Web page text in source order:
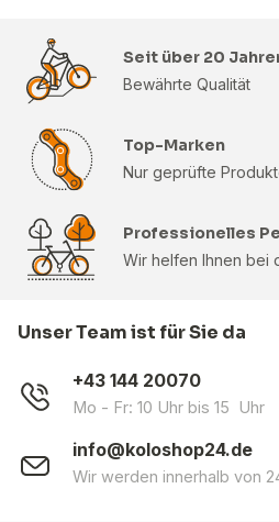
Seit über 20
Bewährte Qualität
Top-Marken
Nur geprüfte
Professionelles
Wir helfen Ihnen bei
Unser Team ist für Sie da
+43 144 20070
Mo - Fr: 10 Uhr bis 15 Uhr
info@koloshop24.de
Wir werden innerhalb von